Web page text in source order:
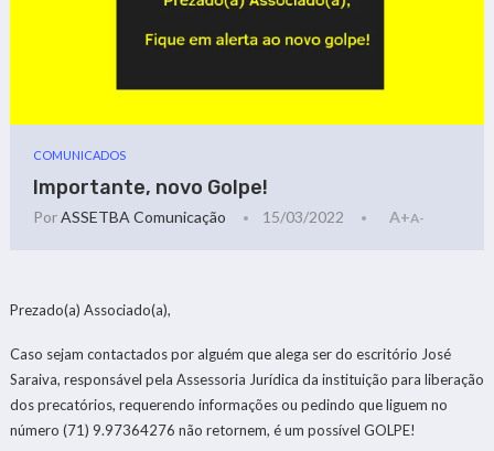
COMUNICADOS
Importante, novo Golpe!
PorASSETBA Comunicação 15/03/2022 A+A-
Prezado(a) Associado(a),
Caso sejam contactados por alguém que alega ser do escritório José
Saraiva, responsável pela Assessoria Jurídica da instituição para liberação
dos precatórios, requerendo informações ou pedindo que liguem no
número (71) 9.97364276 não retornem, é um possível GOLPE!